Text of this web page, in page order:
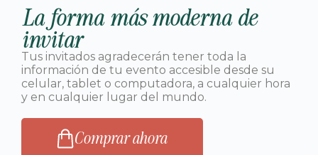
La forma más moderna de
invitar
Tus invitados agradecerán tener toda la
información de tu evento accesible desde su
celular, tablet o computadora, a cualquier hora
y en cualquier lugar del mundo.
Comprar ahora